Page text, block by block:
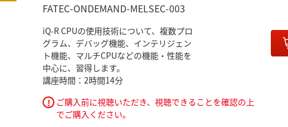
FATEC-ONDEMAND-MELSEC-003
iQ-R CPUの使用技術について、複数プロ
グラム、デバッグ機能、インテリジェン
ト機能、マルチCPUなどの機能・性能を
中心に、習得します。
講座時間：2時間14分
!
ご購入前に視聴いただき、視聴できることを確認の上
でご購入ください。